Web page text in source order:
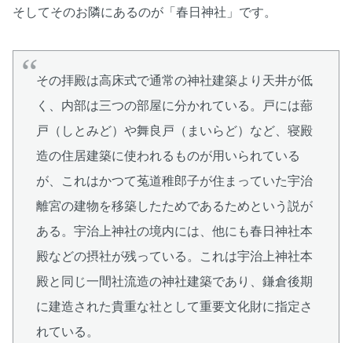
そしてそのお隣にあるのが「春日神社」です。
その拝殿は高床式で通常の神社建築より天井が低
く、内部は三つの部屋に分かれている。戸には蔀
戸（しとみど）や舞良戸（まいらど）など、寝殿
造の住居建築に使われるものが用いられている
が、これはかつて菟道稚郎子が住まっていた宇治
離宮の建物を移築したためであるためという説が
ある。宇治上神社の境内には、他にも春日神社本
殿などの摂社が残っている。これは宇治上神社本
殿と同じ一間社流造の神社建築であり、鎌倉後期
に建造された貴重な社として重要文化財に指定さ
れている。